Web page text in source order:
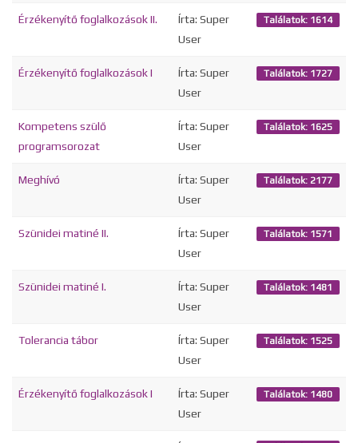
Érzékenyítő foglalkozások II.
Írta: Super
User
Találatok: 1614
Érzékenyítő foglalkozások I
Írta: Super
User
Találatok: 1727
Kompetens szülő
programsorozat
Írta: Super
User
Találatok: 1625
Meghívó
Írta: Super
User
Találatok: 2177
Szünidei matiné II.
Írta: Super
User
Találatok: 1571
Szünidei matiné I.
Írta: Super
User
Találatok: 1481
Tolerancia tábor
Írta: Super
User
Találatok: 1525
Érzékenyítő foglalkozások I
Írta: Super
User
Találatok: 1480